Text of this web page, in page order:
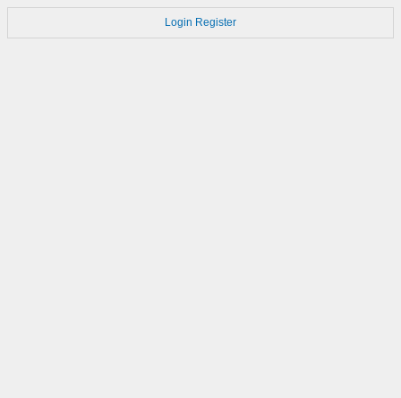
Login Register